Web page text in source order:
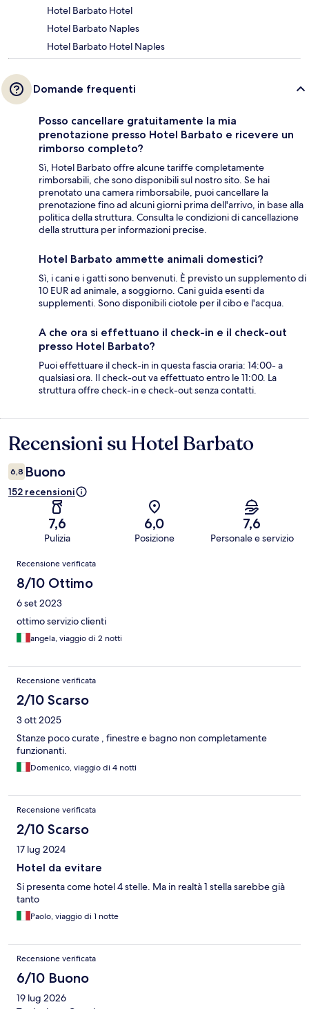
Hotel Barbato Hotel
Hotel Barbato Naples
Hotel Barbato Hotel Naples
Domande frequenti
Posso cancellare gratuitamente la mia
prenotazione presso Hotel Barbato e ricevere un
rimborso completo?
Sì, Hotel Barbato offre alcune tariffe completamente
rimborsabili, che sono disponibili sul nostro sito. Se hai
prenotato una camera rimborsabile, puoi cancellare la
prenotazione fino ad alcuni giorni prima dell'arrivo, in base alla
politica della struttura. Consulta le condizioni di cancellazione
della struttura per informazioni precise.
Hotel Barbato ammette animali domestici?
Sì, i cani e i gatti sono benvenuti. È previsto un supplemento di
10 EUR ad animale, a soggiorno. Cani guida esenti da
supplementi. Sono disponibili ciotole per il cibo e l'acqua.
A che ora si effettuano il check-in e il check-out
presso Hotel Barbato?
Puoi effettuare il check-in in questa fascia oraria: 14:00- a
qualsiasi ora. Il check-out va effettuato entro le 11:00. La
struttura offre check-in e check-out senza contatti.
Recensioni
Recensioni su Hotel Barbato
6,8 Buono
152 recensioni
7,6
Pulizia
6,0
Posizione
7,6
Personale e servizio
Recensioni
Recensione verificata
8/10 Ottimo
6 set 2023
ottimo servizio clienti
angela, viaggio di 2 notti
Recensione verificata
2/10 Scarso
3 ott 2025
Stanze poco curate , finestre e bagno non completamente
funzionanti.
Domenico, viaggio di 4 notti
Recensione verificata
2/10 Scarso
17 lug 2024
Hotel da evitare
Si presenta come hotel 4 stelle. Ma in realtà 1 stella sarebbe già
tanto
Paolo, viaggio di 1 notte
Recensione verificata
6/10 Buono
19 lug 2026